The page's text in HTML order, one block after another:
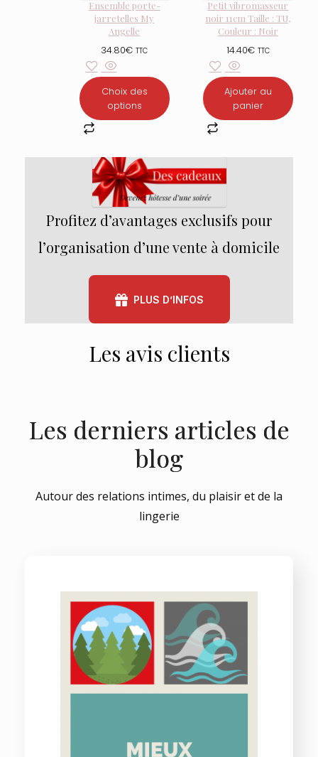
Ensemble porte-
jarretelles My
Angelle
34.80€ TTC
Choix des
options
Petit vibromasseur
noir 11cm Taille : TU,
Couleur : Noir
14.40€ TTC
Ajouter au
panier
Profitez d’avantages exclusifs pour
l’organisation d’une vente à domicile
PLUS D’INFOS
Les avis clients
Les derniers articles de
blog
Autour des relations intimes, du plaisir et de la
lingerie